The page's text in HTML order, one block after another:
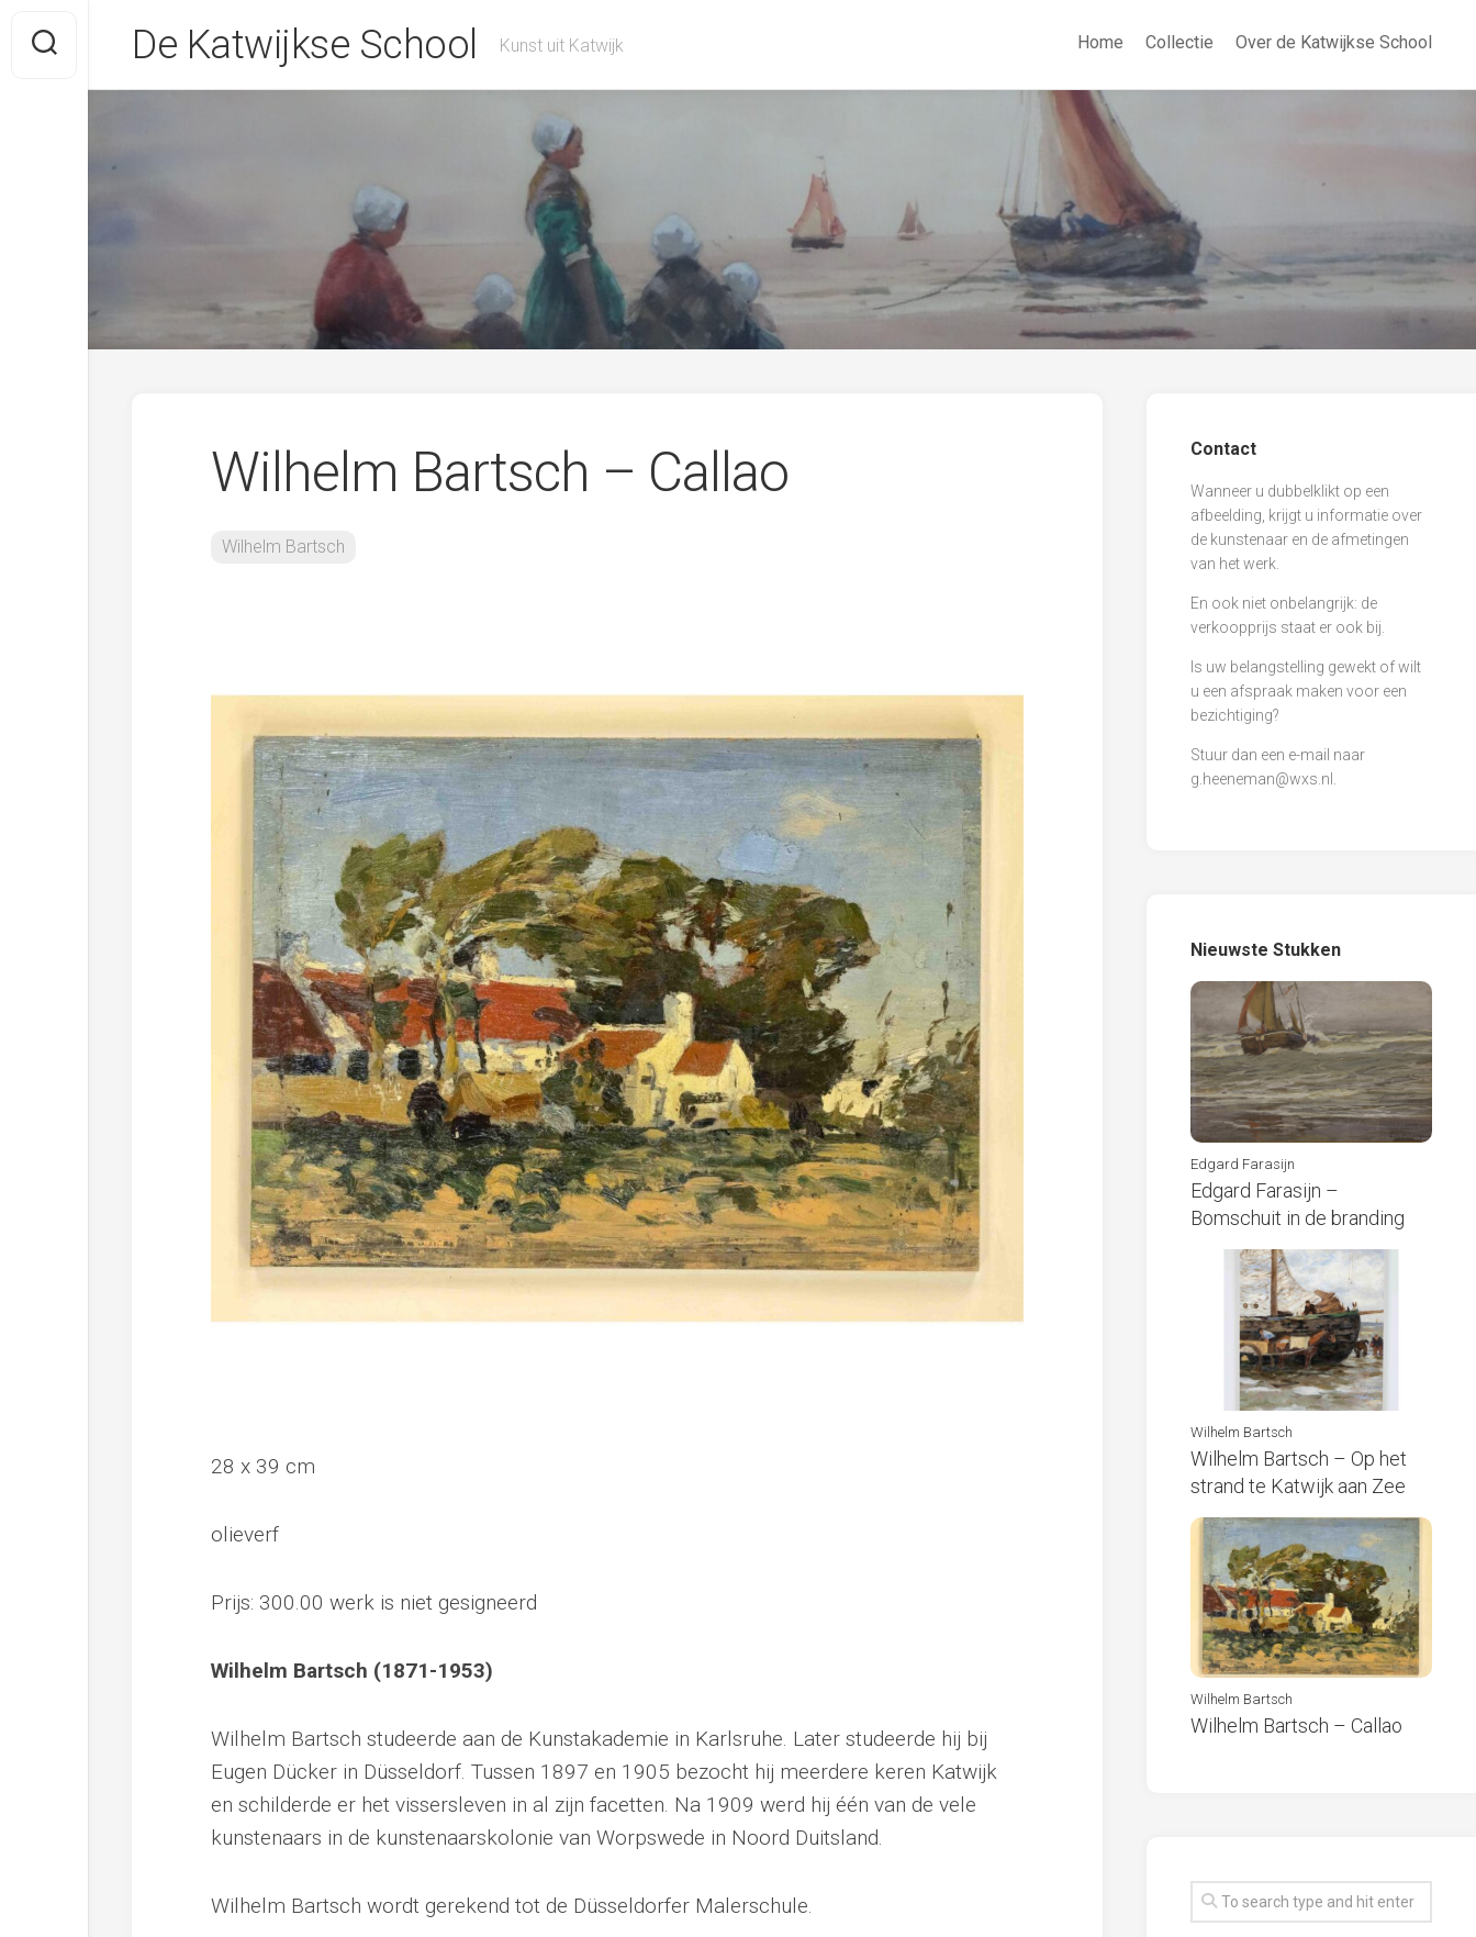
content
De Katwijkse School Kunst uit Katwijk Home Collectie Over de Katwijkse School
Wilhelm Bartsch – Callao
Wilhelm Bartsch
28 x 39 cm
olieverf
Prijs: 300.00 werk is niet gesigneerd
Wilhelm Bartsch (1871-1953)
Wilhelm Bartsch studeerde aan de Kunstakademie in Karlsruhe. Later studeerde hij bij
Eugen Dücker in Düsseldorf. Tussen 1897 en 1905 bezocht hij meerdere keren Katwijk
en schilderde er het vissersleven in al zijn facetten. Na 1909 werd hij één van de vele
kunstenaars in de kunstenaarskolonie van Worpswede in Noord Duitsland.
Wilhelm Bartsch wordt gerekend tot de Düsseldorfer Malerschule.
Contact
Wanneer u dubbelklikt op een
afbeelding, krijgt u informatie over
de kunstenaar en de afmetingen
van het werk.
En ook niet onbelangrijk: de
verkoopprijs staat er ook bij.
Is uw belangstelling gewekt of wilt
u een afspraak maken voor een
bezichtiging?
Stuur dan een e-mail naar
g.heeneman@wxs.nl
Nieuwste Stukken
Edgard Farasijn
Edgard Farasijn –
Bomschuit in de branding
Wilhelm Bartsch
Wilhelm Bartsch – Op het
strand te Katwijk aan Zee
Wilhelm Bartsch
Wilhelm Bartsch – Callao